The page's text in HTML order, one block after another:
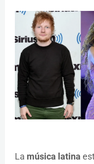
La música latina